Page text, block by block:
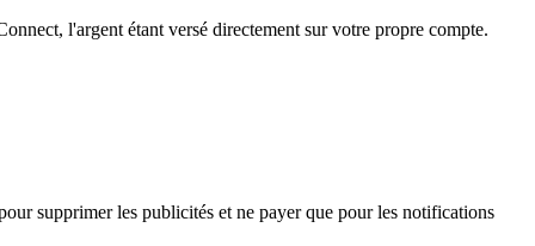
l'argent étant versé directement sur votre propre compte.
supprimer les publicités et ne payer que pour les notifications